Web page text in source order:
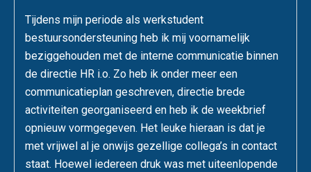
Tijdens mijn periode als werkstudent
bestuursondersteuning heb ik mij voornamelijk
beziggehouden met de interne communicatie binnen
de directie HR i.o. Zo heb ik onder meer een
communicatieplan geschreven, directie brede
activiteiten georganiseerd en heb ik de weekbrief
opnieuw vormgegeven. Het leuke hieraan is dat je
met vrijwel al je onwijs gezellige collega’s in contact
staat. Hoewel iedereen druk was met uiteenlopende